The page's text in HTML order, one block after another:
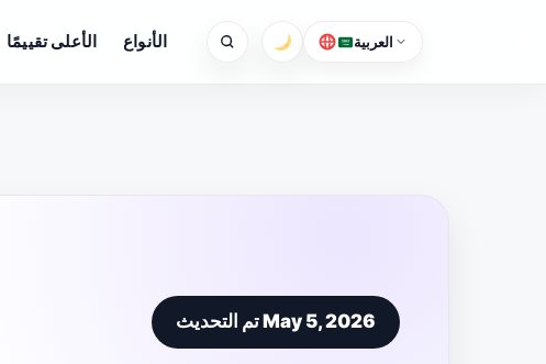
الأعلى تقييمًا الأنواع العربية
تم التحديث May 5, 2026